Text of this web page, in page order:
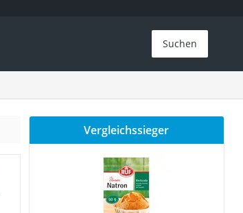
Suchen
Vergleichssieger